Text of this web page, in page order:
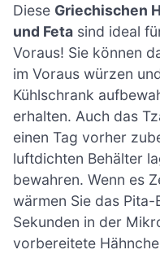
Diese Griechischen
und Feta sind ideal
Voraus! Sie können
im Voraus würzen
Kühlschrank
erhalten. Auch das
einen Tag vorher
luftdichten Behälter
bewahren. Wenn es
wärmen Sie das
Sekunden in der
vorbereitete